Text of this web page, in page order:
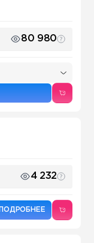
80 980
4 232
ПОДРОБНЕЕ